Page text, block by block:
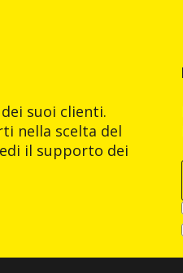
suoi clienti.
nella scelta del
il supporto dei